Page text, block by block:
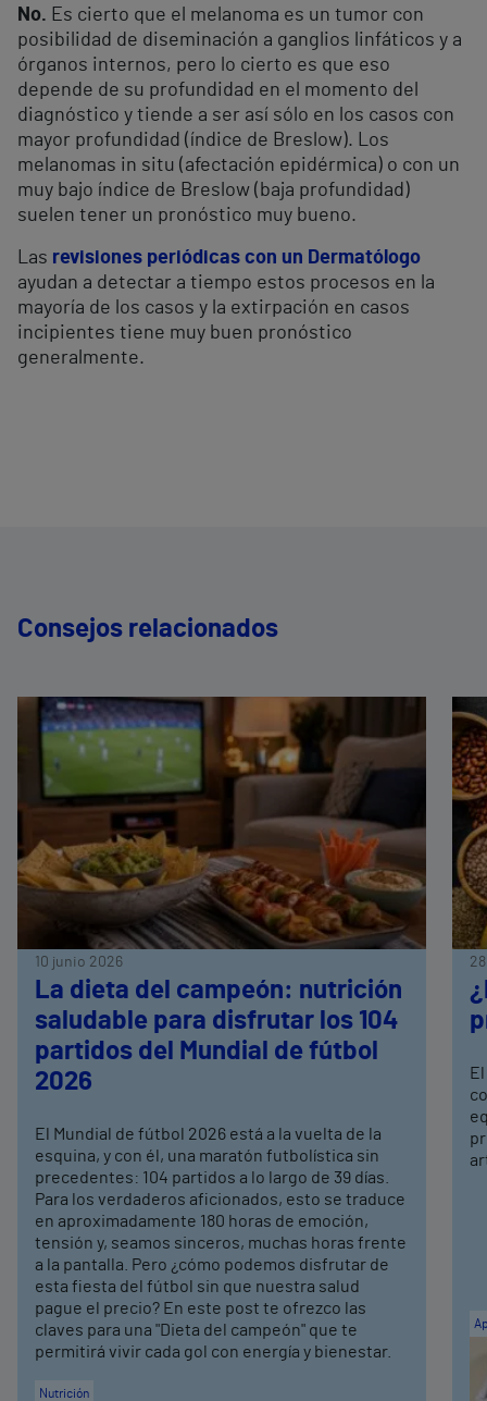
No. Es cierto que el melanoma es un tumor con
posibilidad de diseminación a ganglios linfáticos y a
órganos internos, pero lo cierto es que eso
depende de su profundidad en el momento del
diagnóstico y tiende a ser así sólo en los casos con
mayor profundidad (índice de Breslow). Los
melanomas in situ (afectación epidérmica) o con un
muy bajo índice de Breslow (baja profundidad)
suelen tener un pronóstico muy bueno.
Las revisiones periódicas con un Dermatólogo
ayudan a detectar a tiempo estos procesos en la
mayoría de los casos y la extirpación en casos
incipientes tiene muy buen pronóstico
generalmente.
Consejos relacionados
10 junio 2026
La dieta del campeón: nutrición
saludable para disfrutar los 104
partidos del Mundial de fútbol
2026
El Mundial de fútbol 2026 está a la vuelta de la
esquina, y con él, una maratón futbolística sin
precedentes: 104 partidos a lo largo de 39 días.
Para los verdaderos aficionados, esto se traduce
en aproximadamente 180 horas de emoción,
tensión y, seamos sinceros, muchas horas frente
a la pantalla. Pero ¿cómo podemos disfrutar de
esta fiesta del fútbol sin que nuestra salud
pague el precio? En este post te ofrezco las
claves para una "Dieta del campeón" que te
permitirá vivir cada gol con energía y bienestar.
Nutrición